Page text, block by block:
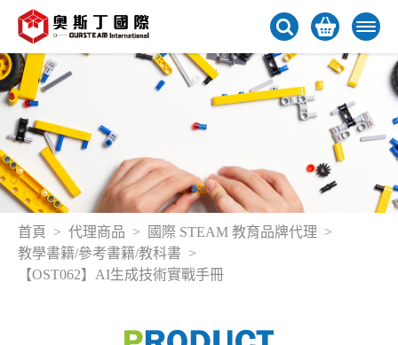
首頁 代理商品
國際 STEAM 教育品牌代理
教學書籍/參考書籍/教科書
【OST062】AI生成技術實戰手冊